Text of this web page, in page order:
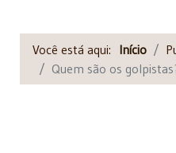
Você está aqui: Início
Quem são os